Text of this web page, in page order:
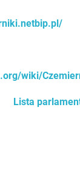
wiki/
Lista